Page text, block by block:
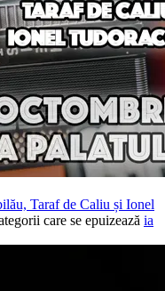
Taraf de Caliu și Ionel
care se epuizează ia